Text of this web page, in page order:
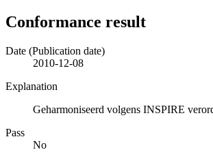
Conformance result
Date (Publication date)
2010-12-08
Explanation
Geharmoniseerd volgens INSPIRE
Pass
No